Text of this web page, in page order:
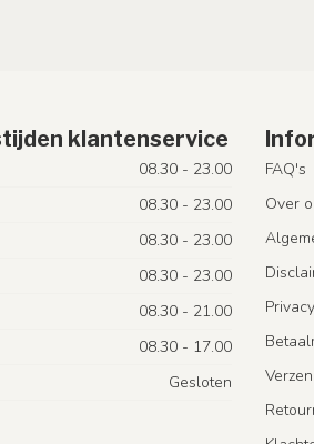
klantenservice
08.30 - 23.00
08.30 - 23.00
08.30 - 23.00
08.30 - 23.00
08.30 - 21.00
08.30 - 17.00
Gesloten
FAQ's
Over